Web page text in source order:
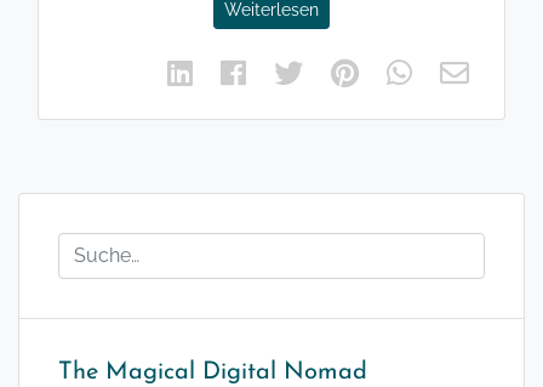
Weiterlesen
The Magical Digital Nomad